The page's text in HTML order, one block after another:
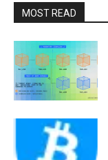
MOST READ